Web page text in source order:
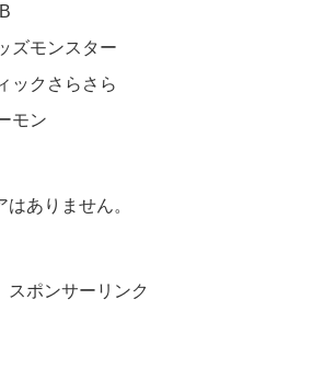
ズモンスター
ックさらさら
モン
ありません。
スポンサーリンク